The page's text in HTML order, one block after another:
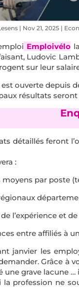
| Nov 21, 2025 |
Emploivélo
Ludovic
sur leur
est ouverte depuis
résultats
détaillés feront
:
moyens par poste
l’expérience et
entre affiliés à
janvier les
Grâce à
une grave lacune
profession ne